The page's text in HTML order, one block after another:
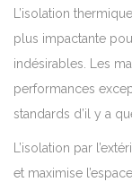
L’isolation
plus impactante
indésirables. Les
performances
standards d’il y a
L’isolation par
et maximise